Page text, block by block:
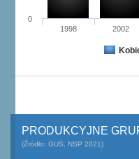
1998 2002
0
PRODUKCYJNE
(Źródło: GUS, NSP 2021)